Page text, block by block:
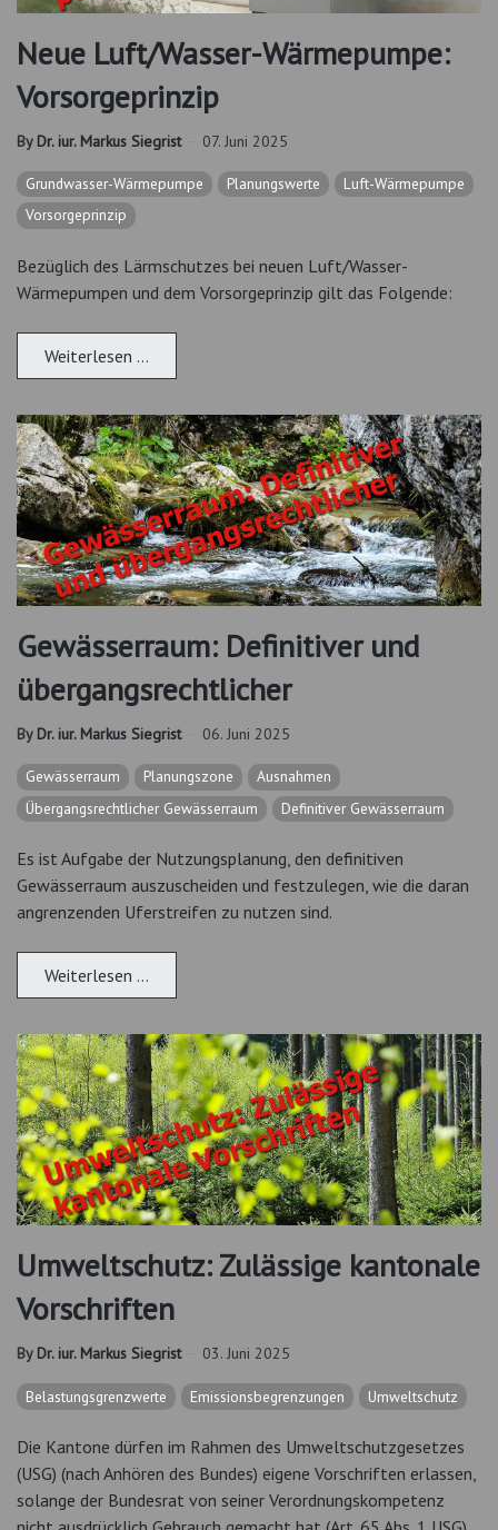
Neue Luft/Wasser-Wärmepumpe:
Vorsorgeprinzip
By Dr. iur. Markus Siegrist 07. Juni 2025
Grundwasser-Wärmepumpe Planungswerte
Luft-Wärmepumpe
Vorsorgeprinzip
Bezüglich des Lärmschutzes bei neuen Luft/Wasser-
Wärmepumpen und dem Vorsorgeprinzip gilt das Folgende:
Weiterlesen …
Gewässerraum: Definitiver und
übergangsrechtlicher
By Dr. iur. Markus Siegrist 06. Juni 2025
Gewässerraum Planungszone
Ausnahmen
Übergangsrechtlicher Gewässerraum
Definitiver Gewässerraum
Es ist Aufgabe der Nutzungsplanung, den definitiven
Gewässerraum auszuscheiden und festzulegen, wie die daran
angrenzenden Uferstreifen zu nutzen sind.
Weiterlesen …
Umweltschutz: Zulässige kantonale
Vorschriften
By Dr. iur. Markus Siegrist 03. Juni 2025
Belastungsgrenzwerte Emissionsbegrenzungen Umweltschutz
Die Kantone dürfen im Rahmen des Umweltschutzgesetzes
(USG) (nach Anhören des Bundes) eigene Vorschriften erlassen,
solange der Bundesrat von seiner Verordnungskompetenz